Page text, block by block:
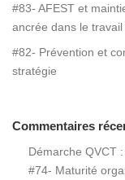
#83- AFEST et
ancrée dans le
#82- Prévention et
stratégie
Commentaires
Démarche QVCT
#74- Maturité